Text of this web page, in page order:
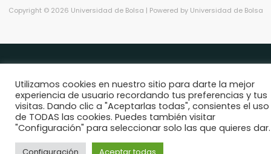
Copyright © 2026 Universidad de Bolsa | Powered by Universidad de Bolsa
Utilizamos cookies en nuestro sitio para darte la mejor
experiencia de usuario recordando tus preferencias y tus
visitas. Dando clic a "Aceptarlas todas", consientes el uso
de TODAS las cookies. Puedes también visitar
"Configuración" para seleccionar solo las que quieres dar.